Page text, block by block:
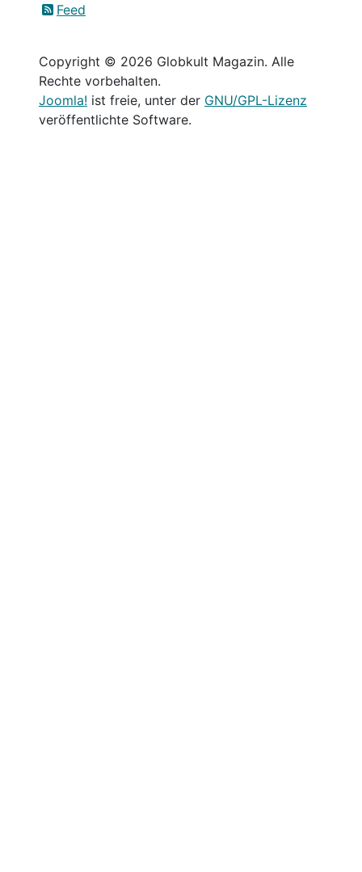
Feed
Copyright © 2026 Globkult Magazin. Alle
Rechte vorbehalten.
Joomla! ist freie, unter der GNU/GPL-Lizenz
veröffentlichte Software.